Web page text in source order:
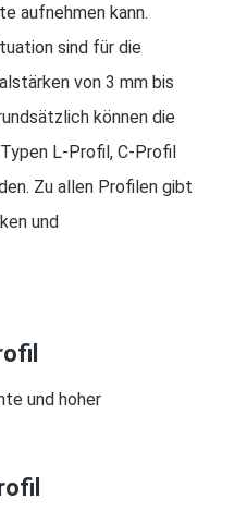
aufnehmen kann.
sind für die
von 3 mm bis
können die
L-Profil, C-Profil
Zu allen Profilen gibt
und
und hoher